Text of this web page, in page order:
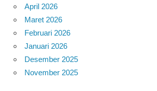
April 2026
Maret 2026
Februari 2026
Januari 2026
Desember 2025
November 2025